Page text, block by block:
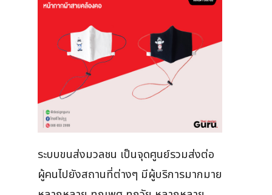
ระบบขนส่งมวลชน เป็นจุดศูนย์รวมส่งต่อ
ผู้คนไปยังสถานที่ต่างๆ มีผู้บริการมากมาย